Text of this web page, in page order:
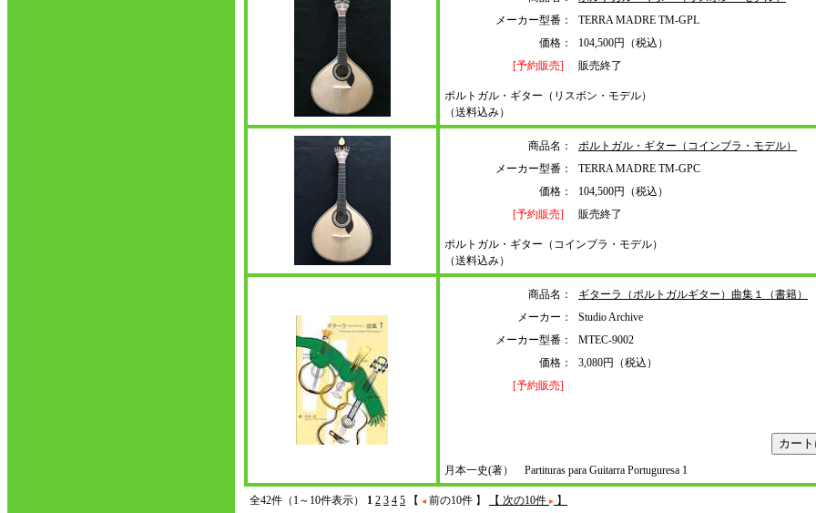
メーカー型番：
TERRA MADRE TM-GPL
価格：
104,500円（税込）
[予約販売]
販売終了
ポルトガル・ギター（リスボン・モデル）
（送料込み）
商品名：
ポルトガル・ギター（コインブラ・モデル）
メーカー型番：
TERRA MADRE TM-GPC
価格：
104,500円（税込）
[予約販売]
販売終了
ポルトガル・ギター（コインブラ・モデル）
（送料込み）
商品名：
ギターラ（ポルトガルギター）曲集１（書籍）
メーカー：
Studio Archive
メーカー型番：
MTEC-9002
価格：
3,080円（税込）
[予約販売]
月本一史(著） Partituras para Guitarra Portuguresa 1
全42件（1～10件表示） 1 2 3 4 5 【 前の10件 】 【 次の10件 】